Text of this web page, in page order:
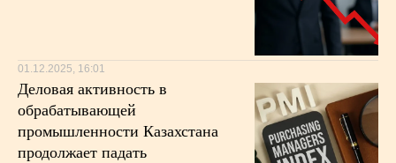
01.12.2025, 16:01
Деловая активность в
обрабатывающей
промышленности Казахстана
продолжает падать